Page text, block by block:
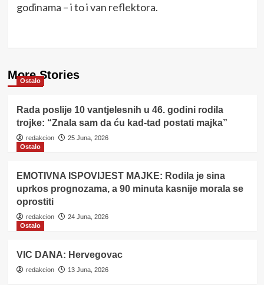
godinama – i to i van reflektora.
More Stories
Ostalo
Rada poslije 10 vantjelesnih u 46. godini rodila
trojke: “Znala sam da ću kad-tad postati majka”
redakcion
25 Juna, 2026
Ostalo
EMOTIVNA ISPOVIJEST MAJKE: Rodila je sina
uprkos prognozama, a 90 minuta kasnije morala se
oprostiti
redakcion
24 Juna, 2026
Ostalo
VIC DANA: Hervegovac
redakcion 13 Juna, 2026